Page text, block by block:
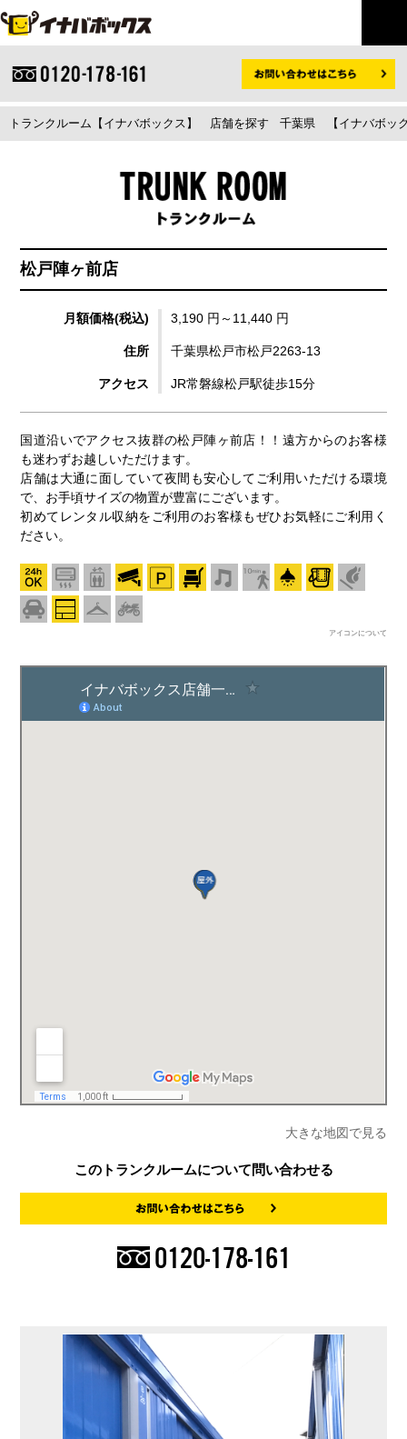
トランクルーム【イナバボックス】 店舗を探す 千葉県 【イナバボッ
松戸陣ヶ前店
月額価格(税込) 3,190 円～11,440 円
住所 千葉県松戸市松戸2263-13
アクセス JR常磐線松戸駅徒歩15分
国道沿いでアクセス抜群の松戸陣ヶ前店！！遠方からのお客様
も迷わずお越しいただけます。
店舗は大通に面していて夜間も安心してご利用いただける環境
で、お手頃サイズの物置が豊富にございます。
初めてレンタル収納をご利用のお客様もぜひお気軽にご利用く
ださい。
アイコンについて
大きな地図で見る
このトランクルームについて問い合わせる
0120-178-161